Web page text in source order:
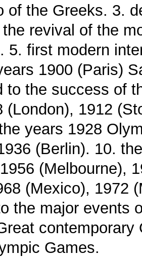
of the Greeks. 3.
revival of the
5. first modern
1900 (Paris)
to the success of
(London), 1912
years 1928
(Berlin). 10.
(Melbourne),
(Mexico), 1972
the major events
Games.